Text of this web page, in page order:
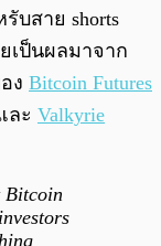
รับสาย shorts
เป็นผลมาจาก
ง Bitcoin Futures
ละ Valkyrie
Bitcoin